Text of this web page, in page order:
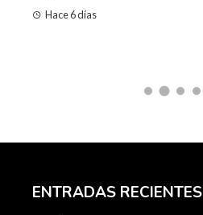
Hace 6 días
ENTRADAS RECIENTES